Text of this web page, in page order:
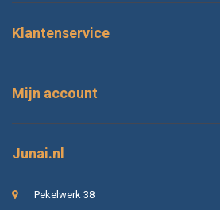
Klantenservice
Mijn account
Junai.nl
Pekelwerk 38